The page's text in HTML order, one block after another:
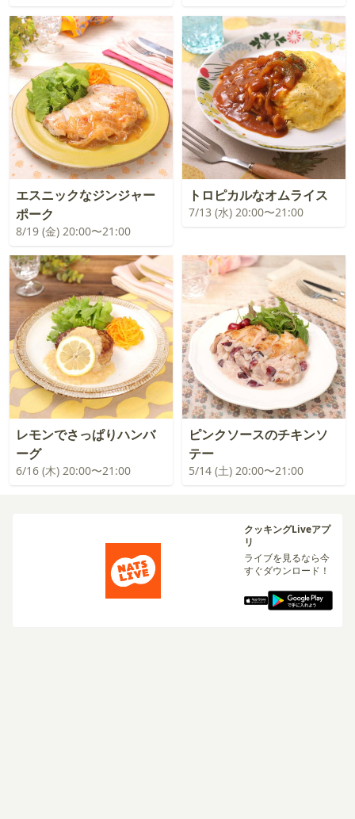
エスニックなジンジャー
ポーク
8/19 (金) 20:00〜21:00
トロピカルなオムライス
7/13 (水) 20:00〜21:00
レモンでさっぱりハンバ
ーグ
6/16 (木) 20:00〜21:00
ピンクソースのチキンソ
テー
5/14 (土) 20:00〜21:00
クッキングLiveアプ
リ
ライブを見るなら今
すぐダウンロード！